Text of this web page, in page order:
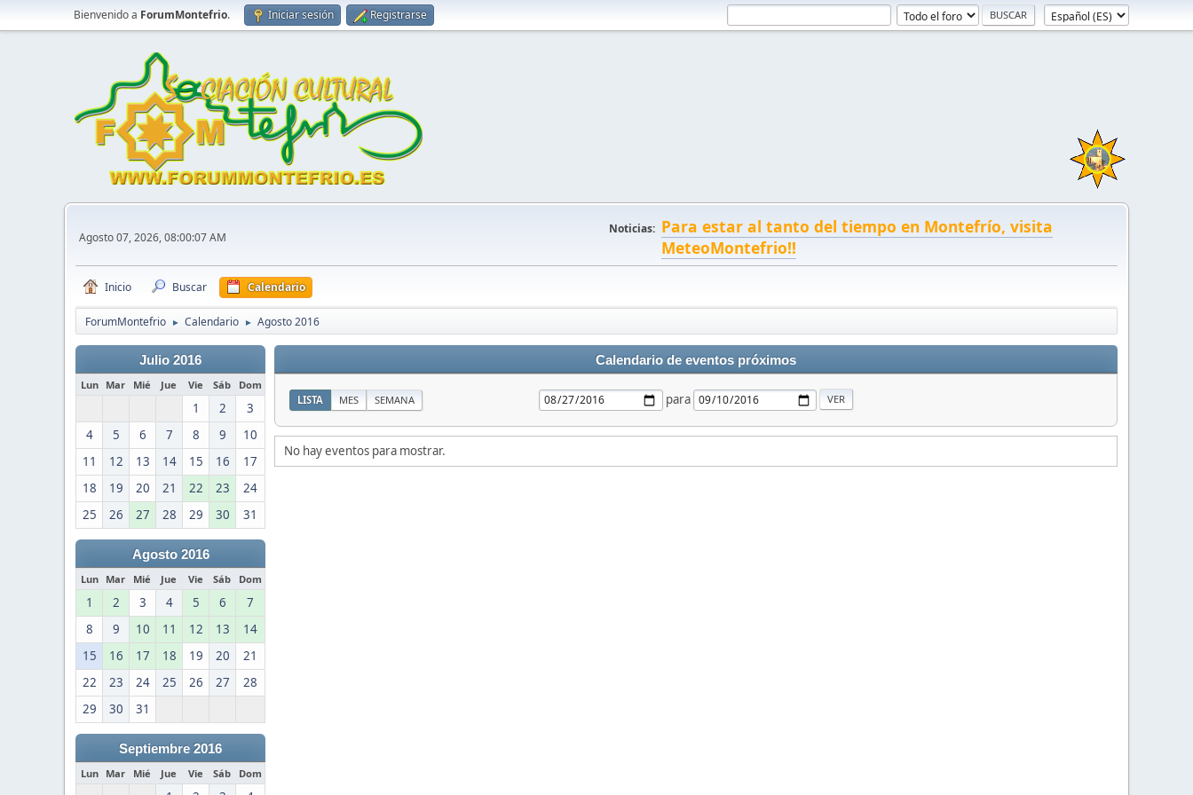
Bienvenido a ForumMontefrio. Iniciar sesión Registrarse
Agosto 07, 2026, 08:00:07 AM
Noticias: Para estar al tanto del tiempo en Montefrío, visita
MeteoMontefrio!!
Inicio Buscar Calendario
ForumMontefrio ► Calendario ► Agosto 2016
Julio 2016
Lun Mar Mié Jue Vie Sáb Dom
1 2
3
4
5 6 7 8 9
10
11
12 13 14 15 16
17
18
19 20 21 22 23
24
25
26 27 28 29 30 31
Agosto 2016
Lun Mar Mié Jue Vie Sáb Dom
1 2 3 4 5 6
7
8
9 10 11 12 13
14
15
16 17 18 19 20
21
22
23 24 25 26 27
28
29
30 31
Septiembre 2016
Lun Mar Mié Jue Vie Sáb Dom
Calendario de eventos próximos
LISTA MES SEMANA para
No hay eventos para mostrar.